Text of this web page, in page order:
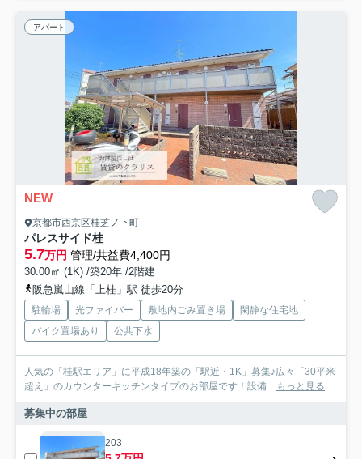
アパート
NEW
京都市西京区桂芝ノ下町
パレスサイド桂
5.7万円 管理/共益費4,400円
30.00㎡ (1K) /築20年 /2階建
阪急嵐山線「上桂」駅 徒歩20分
駐輪場 光ファイバー 敷地内ごみ置き場
閑静な住宅地
バイク置場あり
公共下水
人気の「桂駅エリア」に平成18年築の「駅近・1K」募集♪広々「30平米
超え」のカウンターキッチンタイプのお部屋です！設備... もっと見る
募集中の部屋
203